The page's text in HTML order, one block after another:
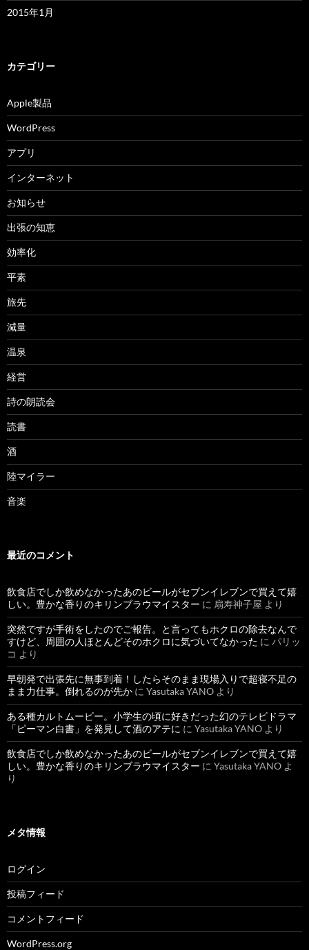
2015年1月
カテゴリー
Apple製品
WordPress
アプリ
インターネット
お知らせ
出張の知恵
効率化
平素
旅先
減量
温泉
経営
詩の朗読会
読書
酒
陸マイラー
音楽
最近のコメント
飲食店でしか飲めなかったあのビールがセブンイレブンで買えて嬉
しい。豊かな香りのキリンブラウマイスター に 扇寿神子屋 より
突然ですが手術をしたのでご報告。と言ってもホクロの除去なんで
すけど、周囲の人ほとんどそのホクロに気づいてなかった に パリッ
コ より
早朝発で出張先に無事到着！したらそのまま現場入りで超寝不足の
まま力仕事。倒れるのが先か に Yasutaka YANO より
ある種カルトムービー。小学生の頃に好きだった幻のテレビドラマ
「ピーマン白書」を発見して酒のアテに に Yasutaka YANO より
飲食店でしか飲めなかったあのビールがセブンイレブンで買えて嬉
しい。豊かな香りのキリンブラウマイスター に Yasutaka YANO よ
り
メタ情報
ログイン
投稿フィード
コメントフィード
WordPress.org